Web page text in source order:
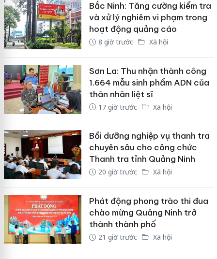
Bắc Ninh: Tăng cường kiểm tra
và xử lý nghiêm vi phạm trong
hoạt động quảng cáo
8 giờ trước Xã hội
Sơn La: Thu nhận thành công
1.664 mẫu sinh phẩm ADN của
thân nhân liệt sĩ
17 giờ trước Xã hội
Bồi dưỡng nghiệp vụ thanh tra
chuyên sâu cho công chức
Thanh tra tỉnh Quảng Ninh
20 giờ trước Xã hội
Phát động phong trào thi đua
chào mừng Quảng Ninh trở
thành thành phố
21 giờ trước Xã hội